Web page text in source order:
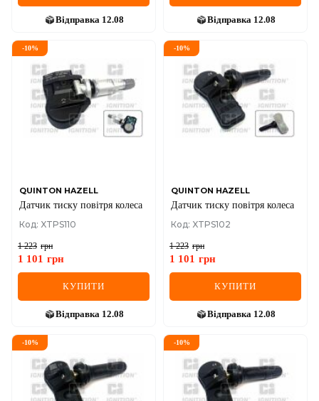
Відправка 12.08 Відправка 12.08
-10%
QUINTON HAZELL
Датчик тиску повiтря колеса
Код: XTPS110
1 223 грн
1 101 грн
КУПИТИ
Відправка 12.08
-10%
QUINTON HAZELL
Датчик тиску повiтря колеса
Код: XTPS102
1 223 грн
1 101 грн
КУПИТИ
Відправка 12.08
-10% -10%